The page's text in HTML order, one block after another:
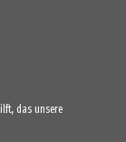
das unsere